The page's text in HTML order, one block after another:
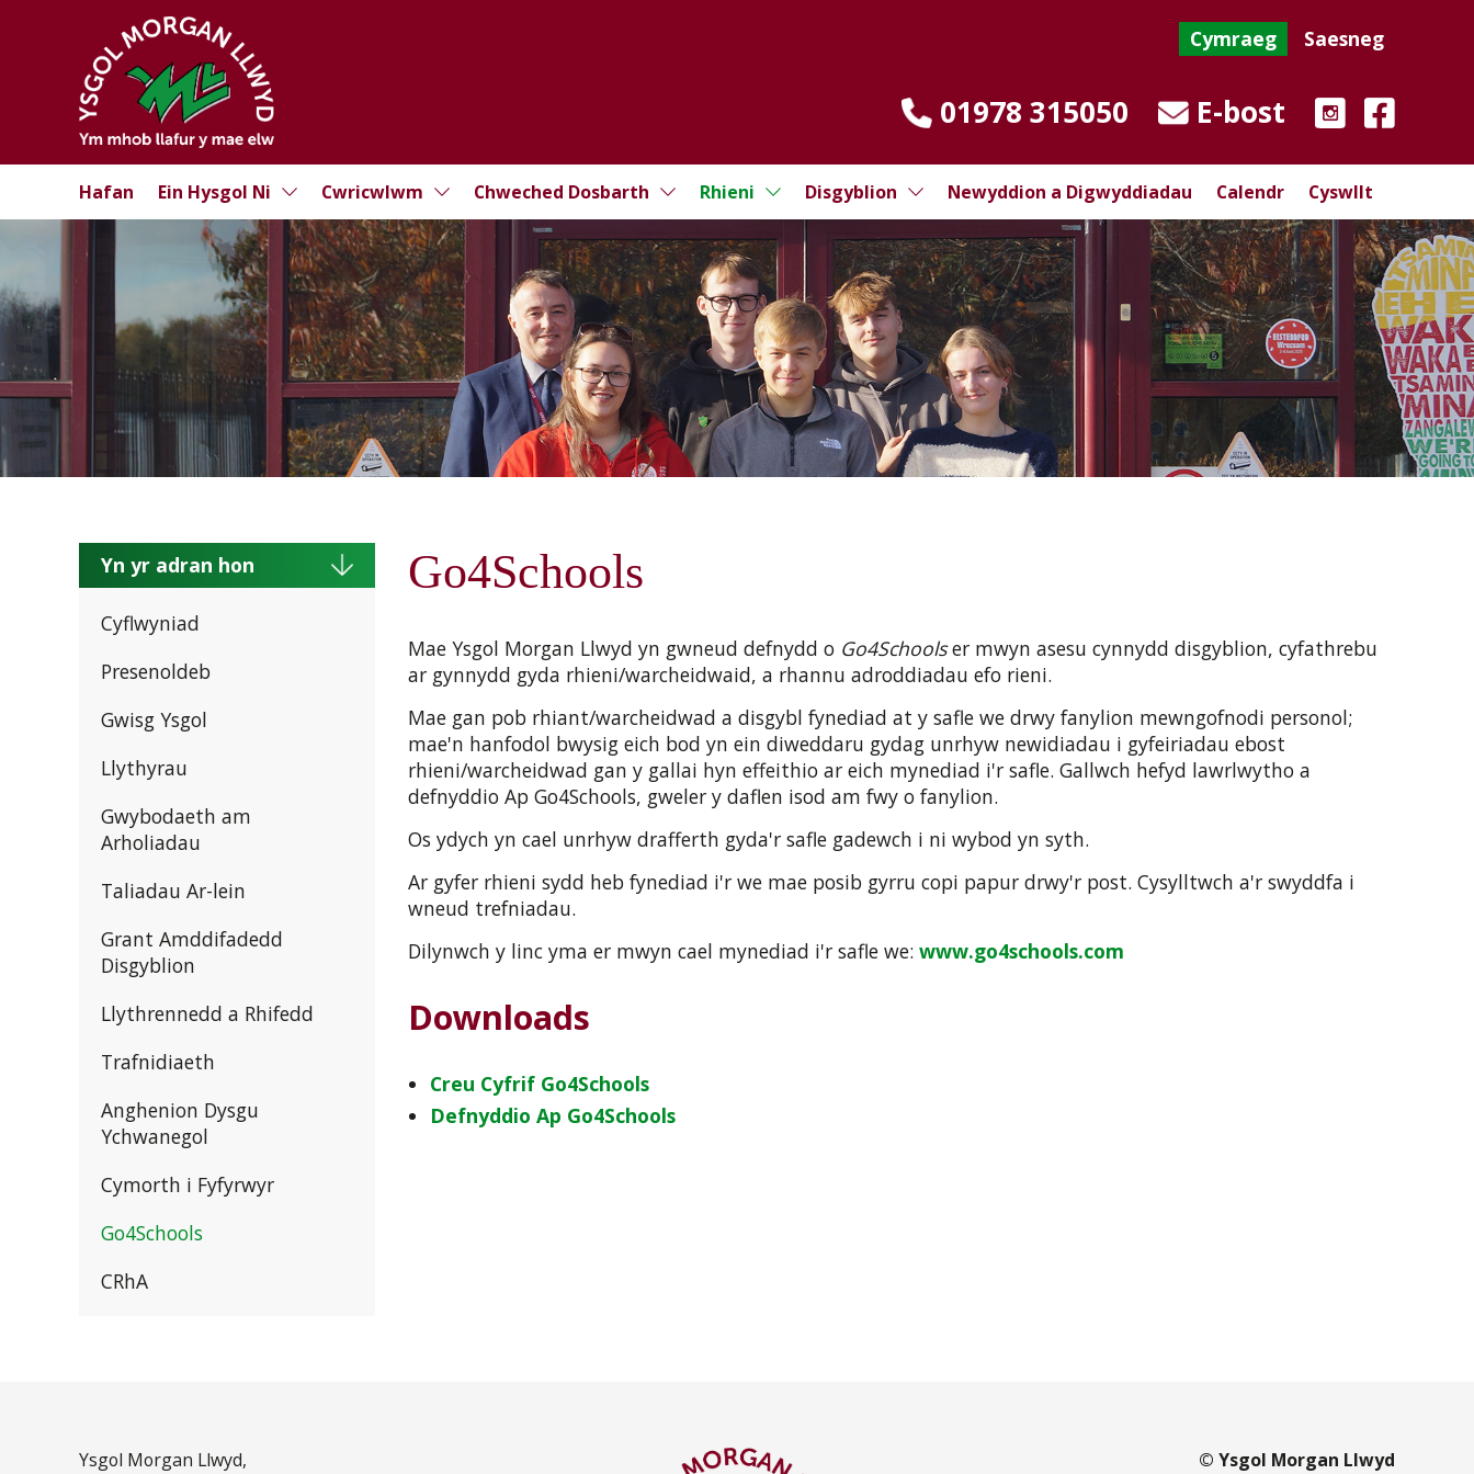
Cymraeg Saesneg
01978 315050 E-bost
Hafan Ein Hysgol Ni Cwricwlwm Chweched Dosbarth Rhieni Disgyblion Newyddion a Digwyddiadau Calendr Cyswllt
Yn yr adran hon
Cyflwyniad
Presenoldeb
Gwisg Ysgol
Llythyrau
Gwybodaeth am
Arholiadau
Taliadau Ar-lein
Grant Amddifadedd
Disgyblion
Llythrennedd a Rhifedd
Trafnidiaeth
Anghenion Dysgu
Ychwanegol
Cymorth i Fyfyrwyr
Go4Schools
CRhA
Go4Schools
Mae Ysgol Morgan Llwyd yn gwneud defnydd o Go4Schoolser mwyn asesu cynnydd disgyblion, cyfathrebu
ar gynnydd gyda rhieni/warcheidwaid, a rhannu adroddiadau efo rieni.
Mae gan pob rhiant/warcheidwad a disgybl fynediad at y safle we drwy fanylion mewngofnodi personol;
mae'n hanfodol bwysig eich bod yn ein diweddaru gydag unrhyw newidiadau i gyfeiriadau ebost
rhieni/warcheidwad gan y gallai hyn effeithio ar eich mynediad i'r safle. Gallwch hefyd lawrlwytho a
defnyddio Ap Go4Schools, gweler y daflen isod am fwy o fanylion.
Os ydych yn cael unrhyw drafferth gyda'r safle gadewch i ni wybod yn syth.
Ar gyfer rhieni sydd heb fynediad i'r we mae posib gyrru copi papur drwy'r post. Cysylltwch a'r swyddfa i
wneud trefniadau.
Dilynwch y linc yma er mwyn cael mynediad i'r safle we: www.go4schools.com
Downloads
Creu Cyfrif Go4Schools
Defnyddio Ap Go4Schools
Ysgol Morgan Llwyd,
© Ysgol Morgan Llwyd